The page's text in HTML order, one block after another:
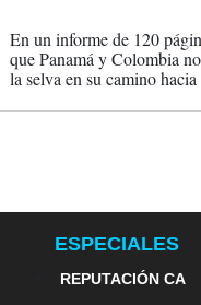
En un informe de 120
que Panamá y Colombia
la selva en su camino
ESPECIALES
REPUTACIÓN CA